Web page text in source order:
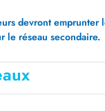
devront emprunter
le réseau secondaire.